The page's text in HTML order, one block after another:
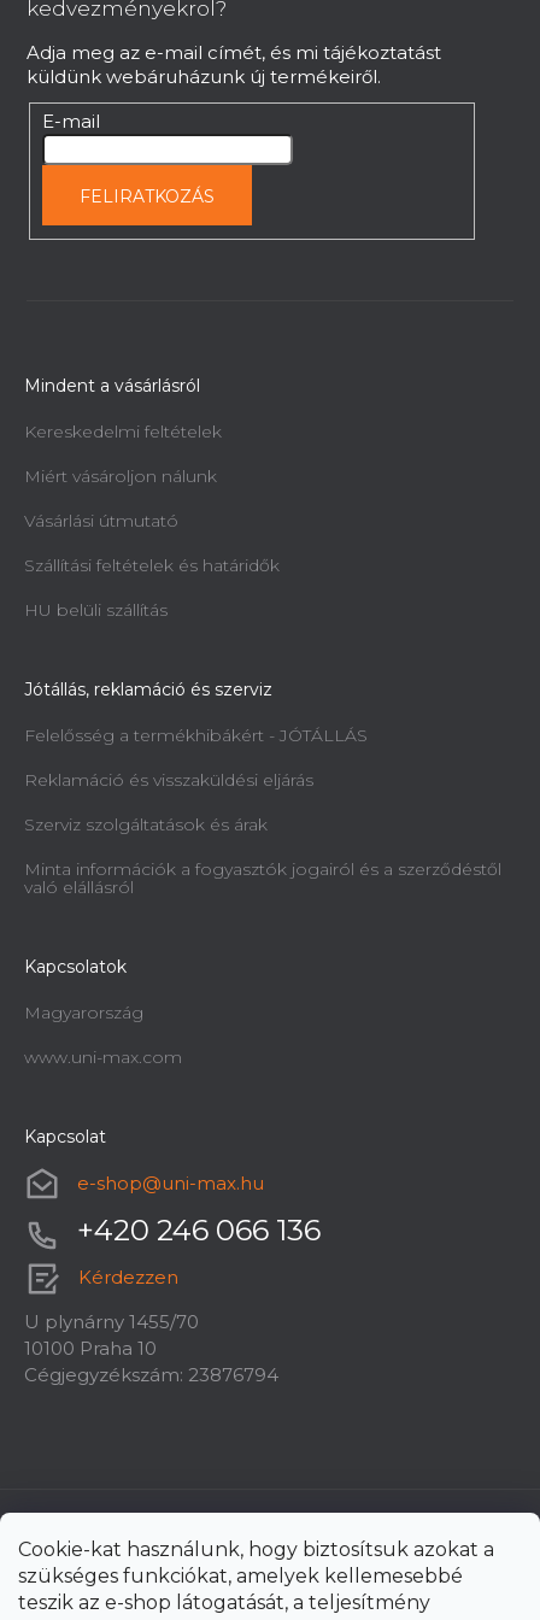
Cookie-kat használunk, hogy biztosítsuk azokat a
szükséges funkciókat, amelyek kellemesebbé
teszik az e-shop látogatását, a teljesítmény
Rendelésre, 2 héten belül
23 083 Ft
kedvezményekrol?
Adja meg az e-mail címét, és mi tájékoztatást
küldünk webáruházunk új termékeiről.
E-mail
FELIRATKOZÁS
Mindent a vásárlásról
Kereskedelmi feltételek
Miért vásároljon nálunk
Vásárlási útmutató
Szállítási feltételek és határidők
HU belüli szállítás
Jótállás, reklamáció és szerviz
Felelősség a termékhibákért - JÓTÁLLÁS
Reklamáció és visszaküldési eljárás
Szerviz szolgáltatások és árak
Minta információk a fogyasztók jogairól és a szerződéstől
való elállásról
Kapcsolatok
Magyarország
www.uni-max.com
Kapcsolat
e-shop@uni-max.hu
+420 246 066 136
Kérdezzen
U plynárny 1455/70
10100 Praha 10
Cégjegyzékszám: 23876794